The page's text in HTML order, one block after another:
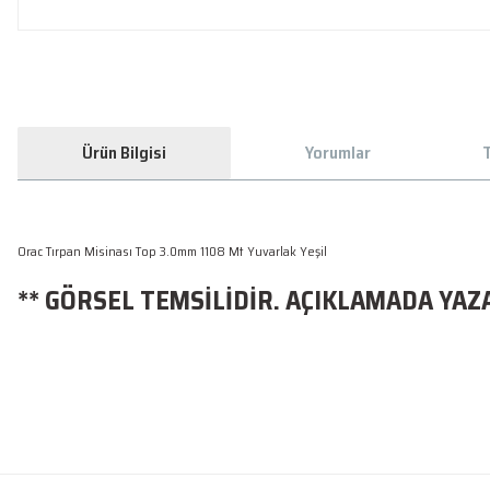
Ürün Bilgisi Yorumlar
Orac Tırpan Misinası Top 3.0mm 1108 Mt Yuvarlak Yeşil
** GÖRSEL TEMSİLİDİR. AÇIKLAMADA